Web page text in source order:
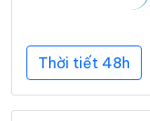
Thời tiết 48h